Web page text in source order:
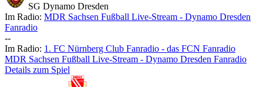
SG Dynamo Dresden
Im Radio: MDR Sachsen Fußball Live-Stream - Dynamo Dresden
Fanradio
--
Im Radio: 1. FC Nürnberg Club Fanradio - das FCN Fanradio
MDR Sachsen Fußball Live-Stream - Dynamo Dresden Fanradio
Details zum Spiel